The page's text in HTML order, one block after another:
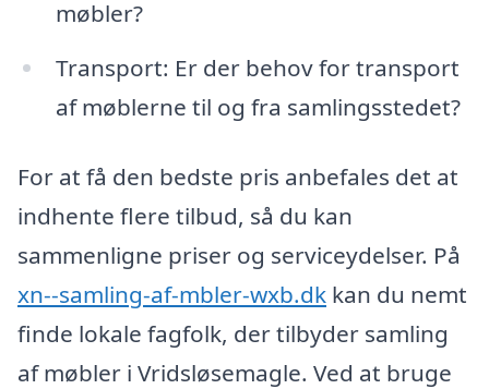
møbler?
Transport: Er der behov for transport
af møblerne til og fra samlingsstedet?
For at få den bedste pris anbefales det at
indhente flere tilbud, så du kan
sammenligne priser og serviceydelser. På
xn--samling-af-mbler-wxb.dk kan du nemt
finde lokale fagfolk, der tilbyder samling
af møbler i Vridsløsemagle. Ved at bruge